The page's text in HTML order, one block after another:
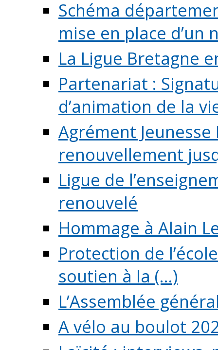
Schéma
mise en place d’un
La Ligue Bretagne
Partenariat :
d’animation de la
Agrément
renouvellement
Ligue de
renouvelé
Hommage à Alain
Protection de
soutien à la (...)
L’Assemblée
A vélo au boulot